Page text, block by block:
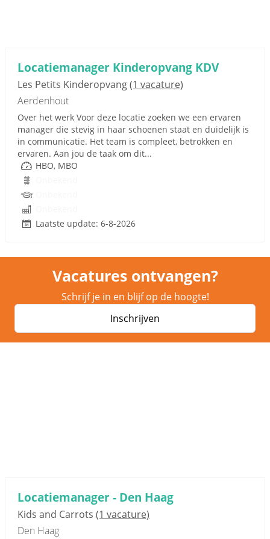
Locatiemanager Kinderopvang KDV
Les Petits Kinderopvang(1 vacature)
Aerdenhout
Over het werk Voor deze locatie zoeken we een ervaren
manager die stevig in haar schoenen staat en duidelijk is
in communicatie. Het team is compleet, betrokken en
ervaren. Aan jou de taak om dit...
HBO, MBO
Laatste update: 6-8-2026
Vacatures ontvangen?
Schrijf je in en blijf op de hoogte!
Inschrijven
Locatiemanager - Den Haag
Kids and Carrots (1 vacature)
Den Haag